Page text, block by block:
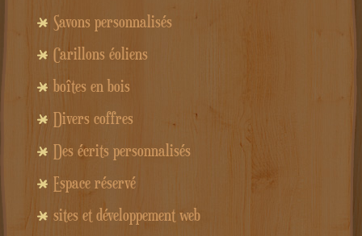
Savons personnalisés
Carillons éoliens
boîtes en bois
Divers coffres
Des écrits personnalisés
Espace réservé
sites et développement web